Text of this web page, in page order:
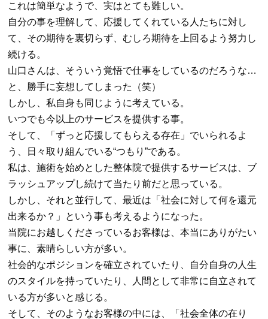
これは簡単なようで、実はとても難しい。
自分の事を理解して、応援してくれている人たちに対し
て、その期待を裏切らず、むしろ期待を上回るよう努力し
続ける。
山口さんは、そういう覚悟で仕事をしているのだろうな…
と、勝手に妄想してしまった（笑）
しかし、私自身も同じように考えている。
いつでも今以上のサービスを提供する事。
そして、「ずっと応援してもらえる存在」でいられるよ
う、日々取り組んでいる“つもり”である。
私は、施術を始めとした整体院で提供するサービスは、ブ
ラッシュアップし続けて当たり前だと思っている。
しかし、それと並行して、最近は「社会に対して何を還元
出来るか？」という事も考えるようになった。
当院にお越しくださっているお客様は、本当にありがたい
事に、素晴らしい方が多い。
社会的なポジションを確立されていたり、自分自身の人生
のスタイルを持っていたり、人間として非常に自立されて
いる方が多いと感じる。
そして、そのようなお客様の中には、「社会全体の在り